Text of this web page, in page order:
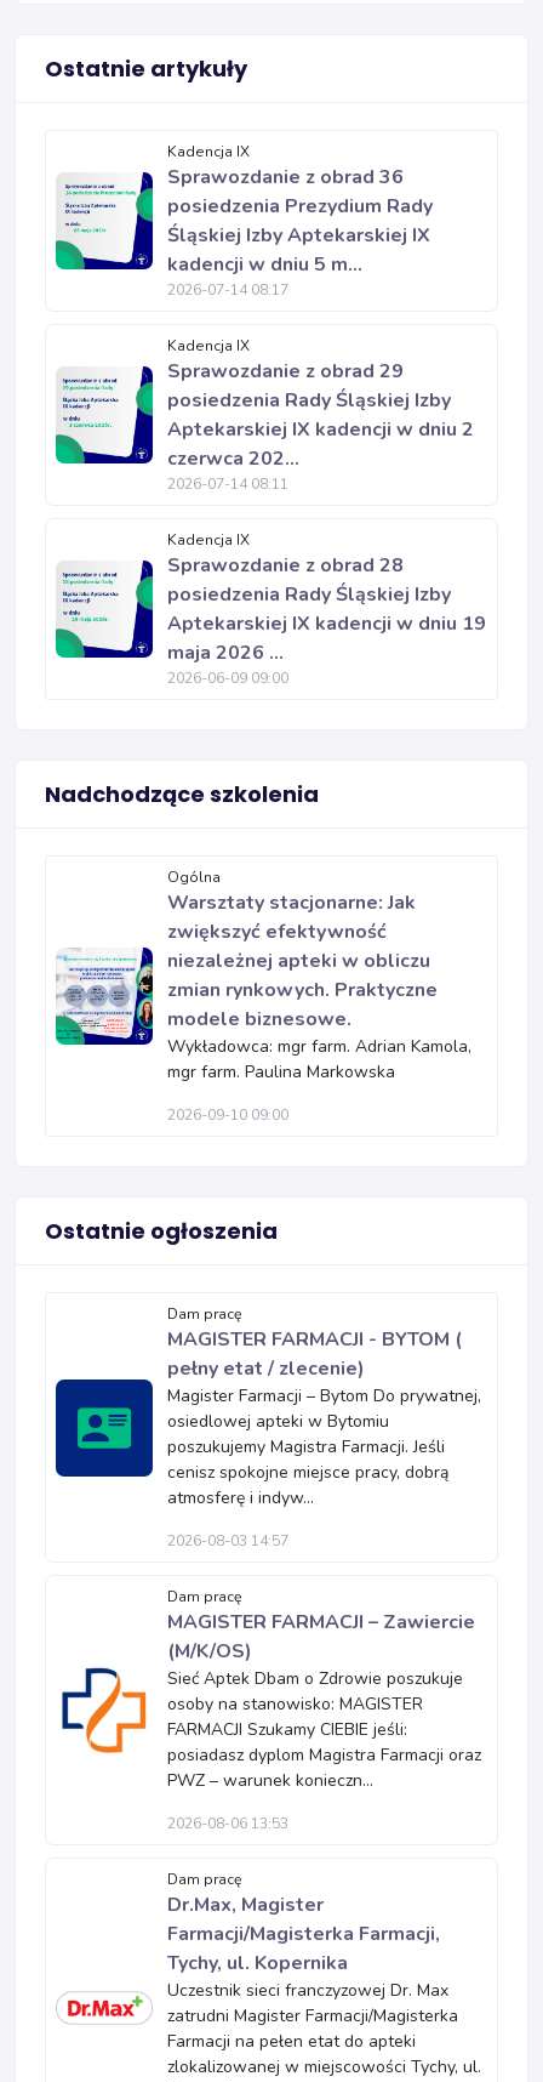
Ostatnie artykuły
Kadencja IX
Sprawozdanie z obrad 36
posiedzenia Prezydium Rady
Śląskiej Izby Aptekarskiej IX
kadencji w dniu 5 m...
2026-07-14 08:17
Kadencja IX
Sprawozdanie z obrad 29
posiedzenia Rady Śląskiej Izby
Aptekarskiej IX kadencji w dniu 2
czerwca 202...
2026-07-14 08:11
Kadencja IX
Sprawozdanie z obrad 28
posiedzenia Rady Śląskiej Izby
Aptekarskiej IX kadencji w dniu 19
maja 2026 ...
2026-06-09 09:00
Nadchodzące szkolenia
Ogólna
Warsztaty stacjonarne: Jak
zwiększyć efektywność
niezależnej apteki w obliczu
zmian rynkowych. Praktyczne
modele biznesowe.
Wykładowca: mgr farm. Adrian Kamola,
mgr farm. Paulina Markowska
2026-09-10 09:00
Ostatnie ogłoszenia
Dam pracę
MAGISTER FARMACJI - BYTOM (
pełny etat / zlecenie)
Magister Farmacji – Bytom Do prywatnej,
osiedlowej apteki w Bytomiu
poszukujemy Magistra Farmacji. Jeśli
cenisz spokojne miejsce pracy, dobrą
atmosferę i indyw...
2026-08-03 14:57
Dam pracę
MAGISTER FARMACJI – Zawiercie
(M/K/OS)
Sieć Aptek Dbam o Zdrowie poszukuje
osoby na stanowisko: MAGISTER
FARMACJI Szukamy CIEBIE jeśli:
posiadasz dyplom Magistra Farmacji oraz
PWZ – warunek konieczn...
2026-08-06 13:53
Dam pracę
Dr.Max, Magister
Farmacji/Magisterka Farmacji,
Tychy, ul. Kopernika
Uczestnik sieci franczyzowej Dr. Max
zatrudni Magister Farmacji/Magisterka
Farmacji na pełen etat do apteki
zlokalizowanej w miejscowości Tychy, ul.